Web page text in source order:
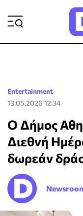
Entertainment
13.05.2026 12:34
Ο Δήμος
Διεθνή
δωρεάν